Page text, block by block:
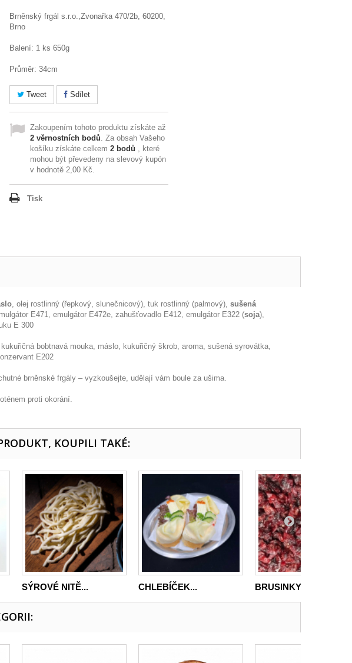
Brněnský frgál s.r.o.,Zvonařka 470/2b, 60200,
Brno
Balení: 1 ks 650g
Průměr: 34cm
Tweet Sdílet
Zakoupením tohoto produktu získáte až
2 věrnostních bodů. Za obsah Vašeho
košíku získáte celkem 2 bodů , které
mohou být převedeny na slevový kupón
v hodnotě 2,00 Kč.
Tisk
, olej rostlinný (řepkový, slunečnicový), tuk rostlinný (palmový), sušená
E471, emulgátor E472e, zahušťovadlo E412, emulgátor E322 (soja),
E 300
bobtnavá mouka, máslo, kukuřičný škrob, aroma, sušená syrovátka,
E202
brněnské frgály – vyzkoušejte, udělají vám boule za ušima.
proti okorání.
KOUPILI TAKÉ:
SÝROVÉ NITĚ... CHLEBÍČEK... BRUSINKY...